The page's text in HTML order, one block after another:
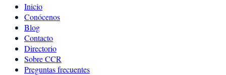
Inicio
Conócenos
Blog
Contacto
Directorio
Sobre CCR
Preguntas frecuentes